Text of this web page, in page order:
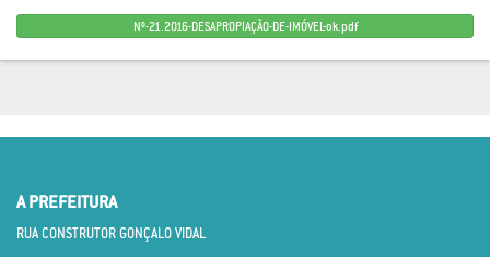
Nº-21.2016-DESAPROPIAÇÃO-DE-IMÓVEL-ok.pdf
A PREFEITURA
RUA CONSTRUTOR GONÇALO VIDAL